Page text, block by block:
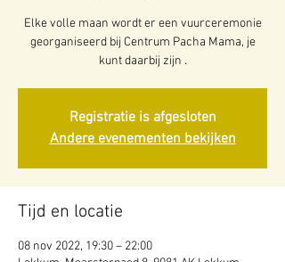
Elke volle maan wordt er een vuurceremonie
georganiseerd bij Centrum Pacha Mama, je
kunt daarbij zijn .
Registratie is afgesloten
Andere evenementen bekijken
Tijd en locatie
08 nov 2022, 19:30 – 22:00